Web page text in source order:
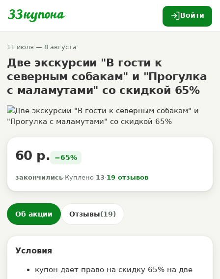
Войти
11 июля — 8 августа
Две экскурсии "В гости к
северным собакам" и "Прогулка
с маламутами" со скидкой 65%
60 р. −65%
закончились·Куплено 13·19 отзывов
Об акции Отзывы(19)
Условия
купон дает право на скидку 65% на две